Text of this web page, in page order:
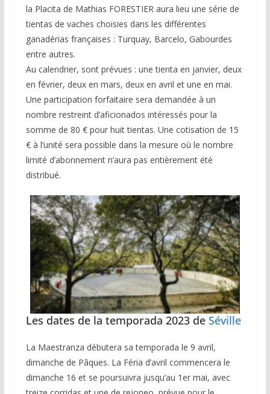
la Placita de Mathias FORESTIER aura lieu une série de
tientas de vaches choisies dans les différentes
ganadérias françaises : Turquay, Barcelo, Gabourdes
entre autres.
Au calendrier, sont prévues : une tienta en janvier, deux
en février, deux en mars, deux en avril et une en mai.
Une participation forfaitaire sera demandée à un
nombre restreint d’aficionados intéressés pour la
somme de 80 € pour huit tientas. Une cotisation de 15
€ à l’unité sera possible dans la mesure où le nombre
limité d’abonnement n’aura pas entièrement été
distribué.
Les dates de la temporada 2023 deSéville
La Maestranza débutera sa temporada le 9 avril,
dimanche de Pâques. La Féria d’avril commencera le
dimanche 16 et se poursuivra jusqu’au 1er mai, avec